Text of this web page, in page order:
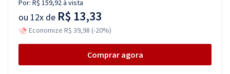
Por: R$ 159,92à vista
ou 12x de R$ 13,33
Economize R$ 39,98 (-20%)
Comprar agora